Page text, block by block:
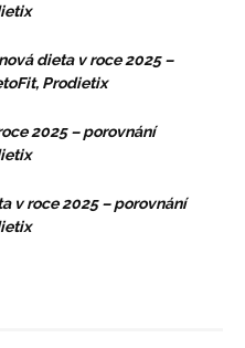
dieta v roce 2025 –
Prodietix
2025 – porovnání
v roce 2025 – porovnání